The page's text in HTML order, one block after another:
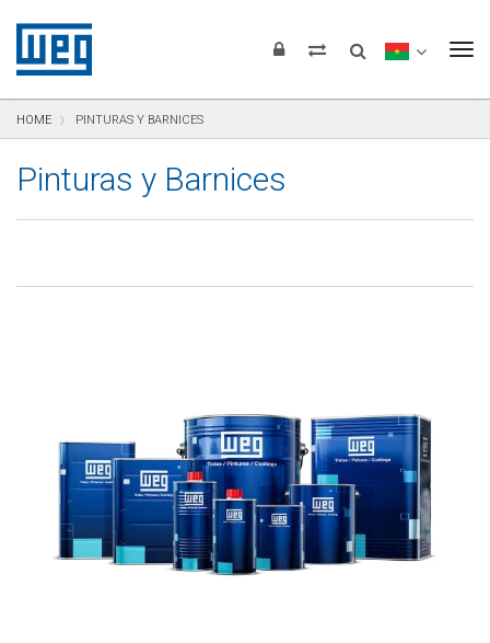
HOME PINTURAS Y BARNICES
Pinturas y Barnices